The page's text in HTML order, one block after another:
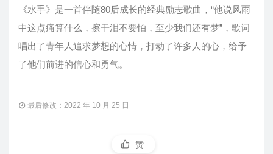
《水手》是一首伴随80后成长的经典励志歌曲，“他说风雨
中这点痛算什么，擦干泪不要怕，至少我们还有梦”，歌词
唱出了青年人追求梦想的心情，打动了许多人的心，给予
了他们前进的信心和勇气。
最后修改：2022 年 10 月 25 日
赞